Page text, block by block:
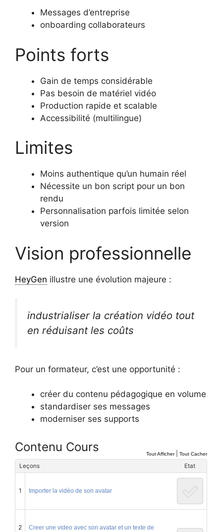
Messages d’entreprise
onboarding collaborateurs
Points forts
Gain de temps considérable
Pas besoin de matériel vidéo
Production rapide et scalable
Accessibilité (multilingue)
Limites
Moins authentique qu’un humain réel
Nécessite un bon script pour un bon
rendu
Personnalisation parfois limitée selon
version
Vision professionnelle
HeyGen illustre une évolution majeure :
industrialiser la création vidéo tout
en réduisant les coûts
Pour un formateur, c’est une opportunité :
créer du contenu pédagogique en volume
standardiser ses messages
moderniser ses supports
Contenu Cours Tout Afficher| Tout Cacher
Leçons Etat
1 Importer la vidéo de son avatar
2 Creer une video avec son avatar et un texte de